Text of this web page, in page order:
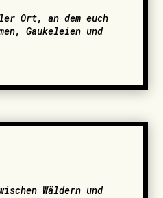
Ort, an dem euch
Gaukeleien und
Wäldern und